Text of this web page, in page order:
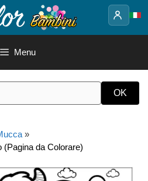
Menu
»
(Pagina da Colorare)